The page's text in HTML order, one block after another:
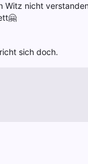
Witz nicht
sich doch.